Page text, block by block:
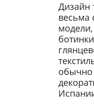
Дизайн
весьма
обычно